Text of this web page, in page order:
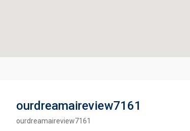
ourdreamaireview7161
ourdreamaireview7161